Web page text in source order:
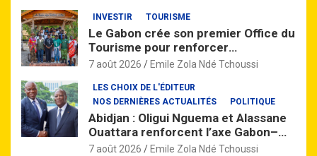
r
c
h
e
r
INVESTIR TOURISME
Le Gabon crée son premier Office du
Tourisme pour renforcer
l’attractivité de la destination
7 août 2026 Emile Zola Ndé Tchoussi
LES CHOIX DE L'ÉDITEUR
NOS DERNIÈRES ACTUALITÉS
POLITIQUE
Abidjan : Oligui Nguema et Alassane
Ouattara renforcent l’axe Gabon–
Côte d’Ivoire
7 août 2026 Emile Zola Ndé Tchoussi